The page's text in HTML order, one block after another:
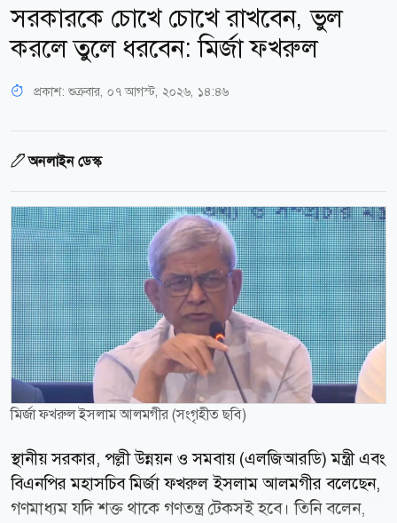
সরকারকে চোখে চোখে রাখবেন, ভুল
করলে তুলে ধরবেন: মির্জা ফখরুল
প্রকাশ: শুক্রবার, ০৭ আগস্ট, ২০২৬, ১৪:৪৬
অনলাইন ডেস্ক
মির্জা ফখরুল ইসলাম আলমগীর (সংগৃহীত ছবি)
স্থানীয় সরকার, পল্লী উন্নয়ন ও সমবায় (এলজিআরডি) মন্ত্রী এবং
বিএনপির মহাসচিব মির্জা ফখরুল ইসলাম আলমগীর বলেছেন,
গণমাধ্যম যদি শক্ত থাকে গণতন্ত্র টেকসই হবে। তিনি বলেন,